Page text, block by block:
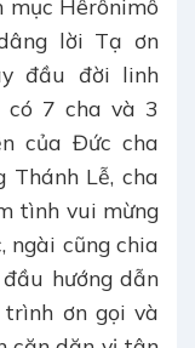
mục Hêrônimô
lời Tạ ơn
đầu đời linh
có 7 cha và 3
của Đức cha
Thánh Lễ, cha
tình vui mừng
ngài cũng chia
hướng dẫn
ơn gọi và